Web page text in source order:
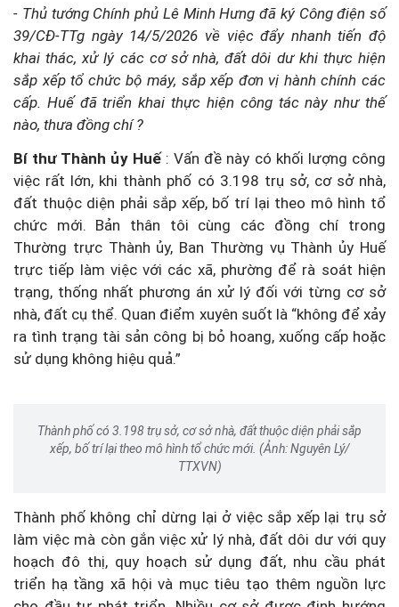
- Thủ tướng Chính phủ Lê Minh Hưng đã ký Công điện số
39/CĐ-TTg ngày 14/5/2026 về việc đẩy nhanh tiến độ
khai thác, xử lý các cơ sở nhà, đất dôi dư khi thực hiện
sắp xếp tổ chức bộ máy, sắp xếp đơn vị hành chính các
cấp. Huế đã triển khai thực hiện công tác này như thế
nào, thưa đồng chí ?
Bí thư Thành ủy Huế : Vấn đề này có khối lượng công
việc rất lớn, khi thành phố có 3.198 trụ sở, cơ sở nhà,
đất thuộc diện phải sắp xếp, bố trí lại theo mô hình tổ
chức mới. Bản thân tôi cùng các đồng chí trong
Thường trực Thành ủy, Ban Thường vụ Thành ủy Huế
trực tiếp làm việc với các xã, phường để rà soát hiện
trạng, thống nhất phương án xử lý đối với từng cơ sở
nhà, đất cụ thể. Quan điểm xuyên suốt là “không để xảy
ra tình trạng tài sản công bị bỏ hoang, xuống cấp hoặc
sử dụng không hiệu quả.”
Thành phố có 3.198 trụ sở, cơ sở nhà, đất thuộc diện phải sắp
xếp, bố trí lại theo mô hình tổ chức mới. (Ảnh: Nguyên Lý/
TTXVN)
Thành phố không chỉ dừng lại ở việc sắp xếp lại trụ sở
làm việc mà còn gắn việc xử lý nhà, đất dôi dư với quy
hoạch đô thị, quy hoạch sử dụng đất, nhu cầu phát
triển hạ tầng xã hội và mục tiêu tạo thêm nguồn lực